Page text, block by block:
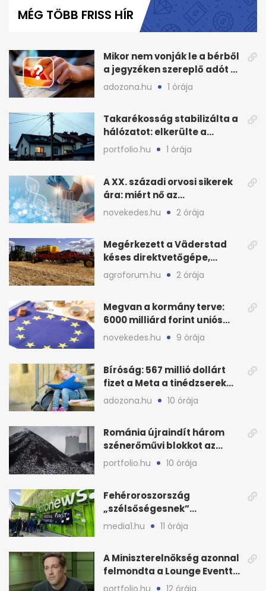
minutes,
MÉG TÖBB FRISS HÍR
Mikor nem vonják le a bérből
a jegyzéken szereplő adót és
járulékot?
adozona.hu 1 órája
Takarékosság stabilizálta a
hálózatot: elkerülte a
sötétséget Magyarország
portfolio.hu 1 órája
A XX. századi orvosi sikerek
ára: miért nő az
egészségügy súlya?
novekedes.hu 2 órája
Megérkezett a Väderstad
késes direktvetőgépe,
bemutatón is látható
agroforum.hu 2 órája
Megvan a kormány terve:
6000 milliárd forint uniós
pénz sorsa
novekedes.hu 9 órája
Bíróság: 567 millió dollárt
fizet a Meta a tinédzserek
védelmére
adozona.hu 10 órája
Románia újraindít három
szénerőművi blokkot az
áramellátás stabilizálására
portfolio.hu 10 órája
Fehéroroszország
„szélsőségesnek”
minősítette az Euronews
media1.hu 11 órája
A Miniszterelnökség azonnal
felmondta a Lounge Eventtel
kötött szerződést
portfolio.hu 12 órája